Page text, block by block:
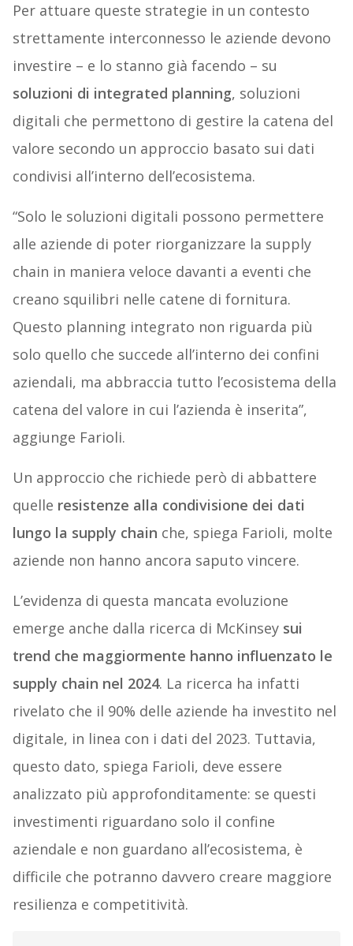
Per attuare queste strategie in un contesto
strettamente interconnesso le aziende devono
investire – e lo stanno già facendo – su
soluzioni di integrated planning, soluzioni
digitali che permettono di gestire la catena del
valore secondo un approccio basato sui dati
condivisi all’interno dell’ecosistema.
“Solo le soluzioni digitali possono permettere
alle aziende di poter riorganizzare la supply
chain in maniera veloce davanti a eventi che
creano squilibri nelle catene di fornitura.
Questo planning integrato non riguarda più
solo quello che succede all’interno dei confini
aziendali, ma abbraccia tutto l’ecosistema della
catena del valore in cui l’azienda è inserita”,
aggiunge Farioli.
Un approccio che richiede però di abbattere
quelle resistenze alla condivisione dei dati
lungo la supply chain che, spiega Farioli, molte
aziende non hanno ancora saputo vincere.
L’evidenza di questa mancata evoluzione
emerge anche dalla ricerca di McKinsey sui
trend che maggiormente hanno influenzato le
supply chain nel 2024. La ricerca ha infatti
rivelato che il 90% delle aziende ha investito nel
digitale, in linea con i dati del 2023. Tuttavia,
questo dato, spiega Farioli, deve essere
analizzato più approfonditamente: se questi
investimenti riguardano solo il confine
aziendale e non guardano all’ecosistema, è
difficile che potranno davvero creare maggiore
resilienza e competitività.